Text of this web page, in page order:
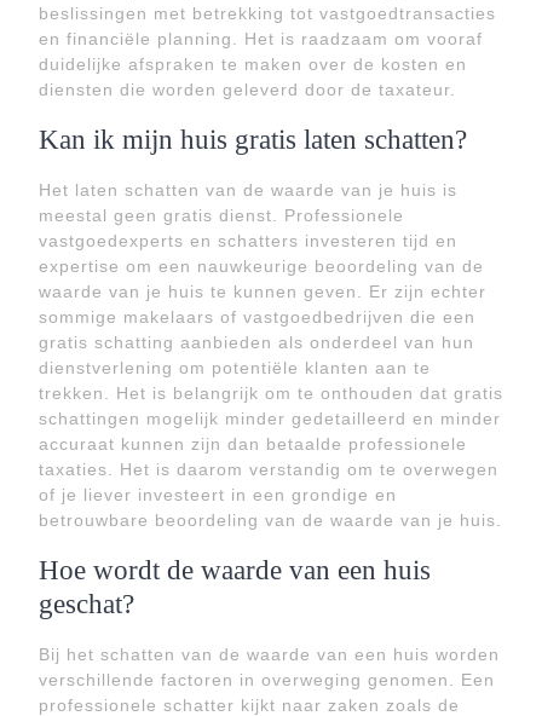
beslissingen met betrekking tot vastgoedtransacties
en financiële planning. Het is raadzaam om vooraf
duidelijke afspraken te maken over de kosten en
diensten die worden geleverd door de taxateur.
Kan ik mijn huis gratis laten schatten?
Het laten schatten van de waarde van je huis is
meestal geen gratis dienst. Professionele
vastgoedexperts en schatters investeren tijd en
expertise om een nauwkeurige beoordeling van de
waarde van je huis te kunnen geven. Er zijn echter
sommige makelaars of vastgoedbedrijven die een
gratis schatting aanbieden als onderdeel van hun
dienstverlening om potentiële klanten aan te
trekken. Het is belangrijk om te onthouden dat gratis
schattingen mogelijk minder gedetailleerd en minder
accuraat kunnen zijn dan betaalde professionele
taxaties. Het is daarom verstandig om te overwegen
of je liever investeert in een grondige en
betrouwbare beoordeling van de waarde van je huis.
Hoe wordt de waarde van een huis
geschat?
Bij het schatten van de waarde van een huis worden
verschillende factoren in overweging genomen. Een
professionele schatter kijkt naar zaken zoals de